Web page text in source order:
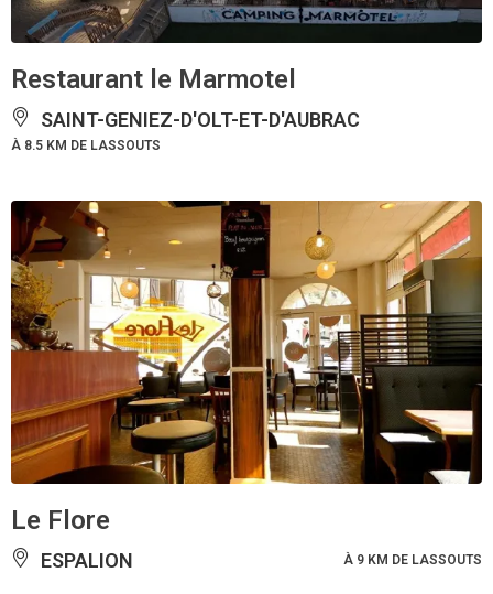
Restaurant le Marmotel
SAINT-GENIEZ-D'OLT-ET-D'AUBRAC
À 8.5 KM DE LASSOUTS
Le Flore
ESPALION À 9 KM DE LASSOUTS